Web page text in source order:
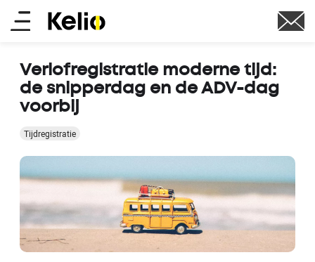
Overslaan
en
inhoud
gaan
Main
Verlofregistratie moderne tijd:
de snipperdag en de ADV-dag
voorbij
Tijdregistratie